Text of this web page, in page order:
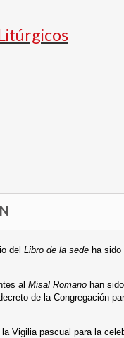
del Libro de la sede ha
al Misal Romano han
de la Congregación
la Vigilia pascual para la